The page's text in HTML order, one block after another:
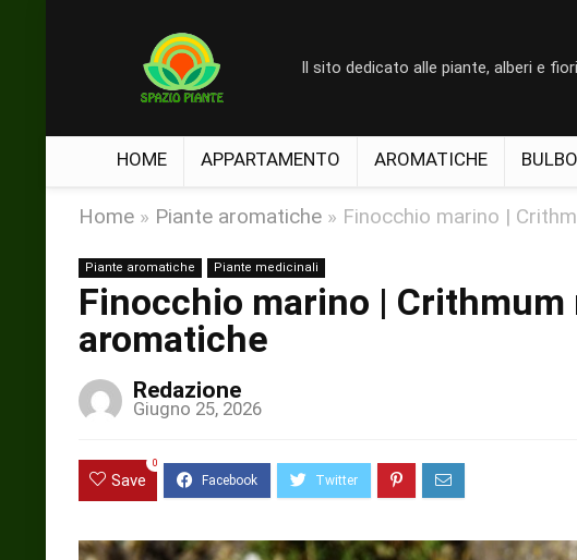
Il sito dedicato alle piante, alberi e
HOME APPARTAMENTO AROMATICHE
Home » Piante aromatiche » Finocchio marino |
Piante aromatiche Piante medicinali
Finocchio marino |
aromatiche
Redazione
Giugno 25, 2026
Save
0